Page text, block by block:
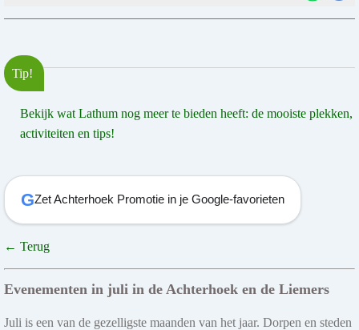
Tip!
Bekijk wat Lathum nog meer te bieden heeft: de mooiste plekken,
activiteiten en tips!
GZet Achterhoek Promotie in je Google-favorieten
← Terug
Evenementen in juli in de Achterhoek en de Liemers
Juli is een van de gezelligste maanden van het jaar. Dorpen en steden